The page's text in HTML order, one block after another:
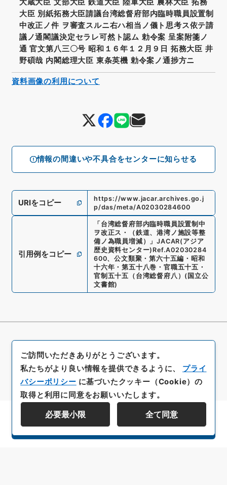
情報の間違いや不具合をセンターに知らせる
大臣 別紙拓務大臣請議台湾総督府部内臨時職員設置制
中改正ノ件 ヲ審査スルニ右ハ相当ノ儀ト思考ス依テ請
議ノ通閣議決定セラレ可然ト認ム 勅令案 呈案附箋ノ
通 官文第八三〇号 昭和１６年１２月９日 拓務大臣 井
野碩哉 内閣総理大臣 東条英機 勅令案ノ通捗方ニ
URIをコピー
https://www.jacar.archives.go.j
p/das/meta/A02030284600
引用例をコピー
「 台湾総督府部内臨時職員設置制中
ヲ改正ス・（鉄道、港湾ノ施設等整
備ノ為職員増減）
」JACAR(アジア
歴史資料センター) Ref.A02030284
600、公文類聚・第六十五編・昭和
十六年・第五十八巻・官職五十五・
官制五十五（台湾総督府八） ( 国立公
文書館)
資料画像の利用について
資料群階層を表示する
ご訪問いただきありがとうございます。
私たちがより良い情報を提供できるように、 プライ
バシーポリシー に基づいたクッキー（Cookie）の
取得と利用に同意をお願いいたします。
必要最小限 全て同意